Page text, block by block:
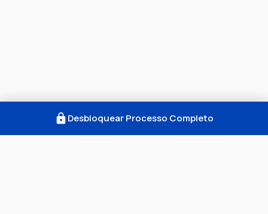
Desbloquear Processo Completo